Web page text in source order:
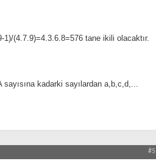
(4.7.9)=4.3.6.8=576 tane ikili olacaktır.
sayısına kadarki sayılardan a,b,c,d,...
#5